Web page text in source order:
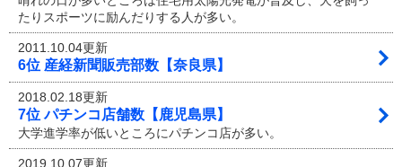
たりスポーツに励んだりする人が多い。
2011.10.04更新
6位 産経新聞販売部数【奈良県】
2018.02.18更新
7位 パチンコ店舗数【鹿児島県】
大学進学率が低いところにパチンコ店が多い。
2019.10.07更新